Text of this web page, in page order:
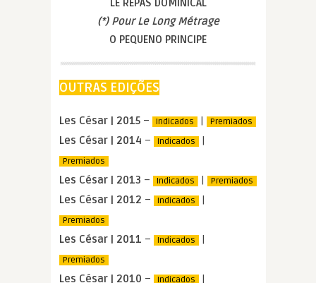
LE REPAS DOMINICAL
(*) Pour Le Long Métrage
O PEQUENO PRINCIPE
OUTRAS EDIÇÕES
Les César | 2015 – Indicados | Premiados
Les César | 2014 – Indicados |
Premiados
Les César | 2013 – Indicados | Premiados
Les César | 2012 – Indicados |
Premiados
Les César | 2011 – Indicados |
Premiados
Les César | 2010 – Indicados |